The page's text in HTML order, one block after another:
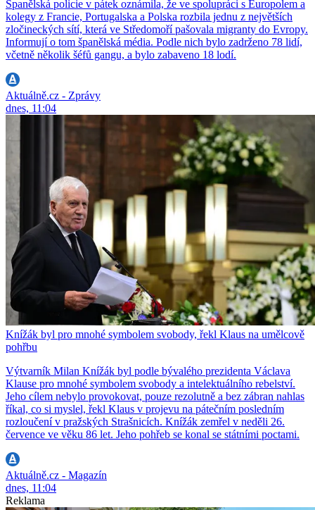
Španělská policie v pátek oznámila, že ve spolupráci s Europolem a
kolegy z Francie, Portugalska a Polska rozbila jednu z největších
zločineckých sítí, která ve Středomoří pašovala migranty do Evropy.
Informují o tom španělská média. Podle nich bylo zadrženo 78 lidí,
včetně několik šéfů gangu, a bylo zabaveno 18 lodí.
Aktuálně.cz - Zprávy
dnes, 11:04
Knížák byl pro mnohé symbolem svobody, řekl Klaus na umělcově
pohřbu
Výtvarník Milan Knížák byl podle bývalého prezidenta Václava
Klause pro mnohé symbolem svobody a intelektuálního rebelství.
Jeho cílem nebylo provokovat, pouze rezolutně a bez zábran nahlas
říkal, co si myslel, řekl Klaus v projevu na pátečním posledním
rozloučení v pražských Strašnicích. Knížák zemřel v neděli 26.
července ve věku 86 let. Jeho pohřeb se konal se státními poctami.
Aktuálně.cz - Magazín
dnes, 11:04
Reklama